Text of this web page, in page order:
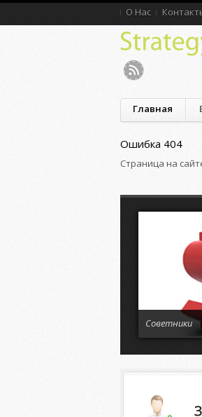
О Нас
Главная
Ошибка 404
Страница на
Советники